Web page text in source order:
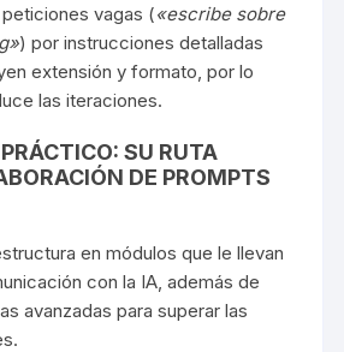
vagas («escribe sobre
) por instrucciones detalladas
extensión y formato, por lo
las iteraciones.
SU RUTA
DE PROMPTS
en módulos que le llevan
con la IA, además de
avanzadas para superar las